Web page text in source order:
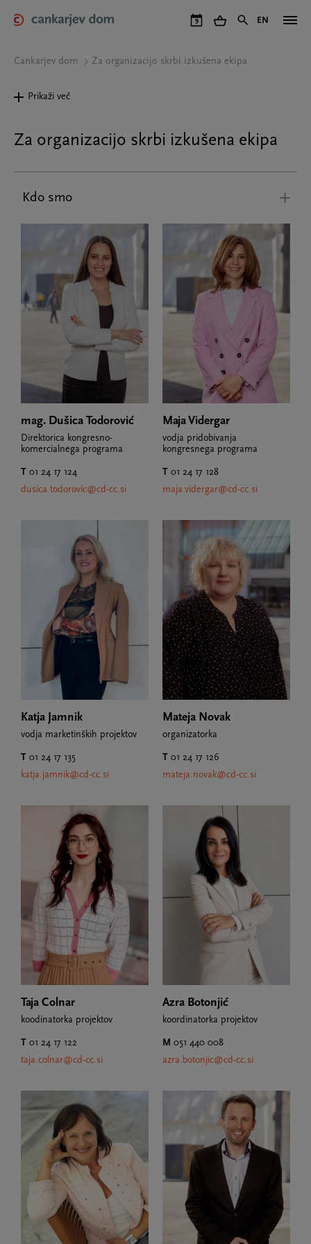
main
9 EN
Cankarjev dom Za organizacijo skrbi izkušena ekipa
Za organizacijo skrbi izkušena ekipa
Kdo smo
mag. Dušica Todorović
Direktorica kongresno-
komercialnega programa
T 01 24 17 124
dusica.todorovic@cd-cc.si
Maja Vidergar
vodja pridobivanja
kongresnega programa
T 01 24 17 128
maja.vidergar@cd-cc.si
Katja Jamnik
vodja marketinških projektov
T 01 24 17 135
katja.jamnik@cd-cc.si
Mateja Novak
organizatorka
T 01 24 17 126
mateja.novak@cd-cc.si
Taja Colnar
koodinatorka projektov
T 01 24 17 122
taja.colnar@cd-cc.si
Azra Botonjić
koordinatorka projektov
M 051 440 008
azra.botonjic@cd-cc.si
Prikaži več